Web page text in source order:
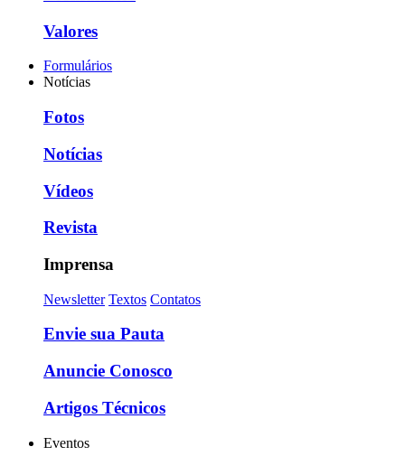
Valores
Formulários
Notícias
Fotos
Notícias
Vídeos
Revista
Imprensa
Newsletter Textos Contatos
Envie sua Pauta
Anuncie Conosco
Artigos Técnicos
Eventos